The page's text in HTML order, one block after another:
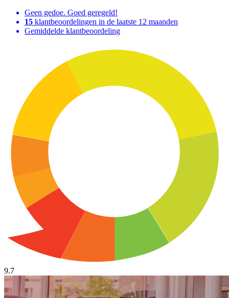
Geen gedoe. Goed geregeld!
15 klantbeoordelingen in de laatste 12 maanden
Gemiddelde klantbeoordeling
9.7